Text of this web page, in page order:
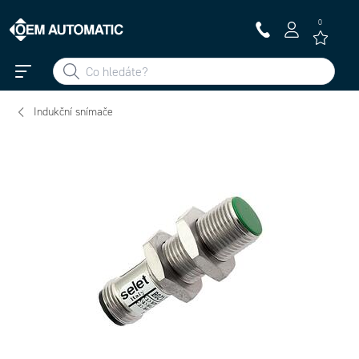
0
Indukční snímače